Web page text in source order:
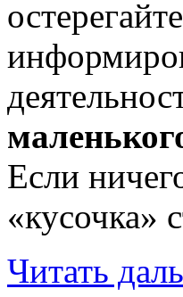
Если
«кусочка»
Читать